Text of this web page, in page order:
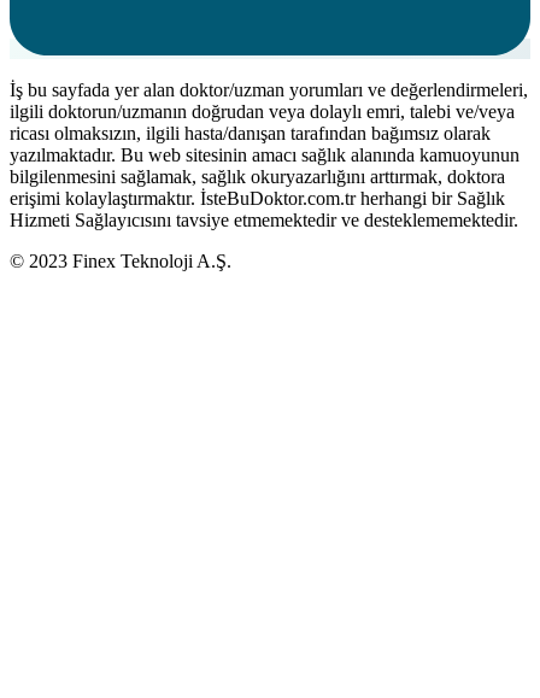
İş bu sayfada yer alan doktor/uzman yorumları ve değerlendirmeleri,
ilgili doktorun/uzmanın doğrudan veya dolaylı emri, talebi ve/veya
ricası olmaksızın, ilgili hasta/danışan tarafından bağımsız olarak
yazılmaktadır. Bu web sitesinin amacı sağlık alanında kamuoyunun
bilgilenmesini sağlamak, sağlık okuryazarlığını arttırmak, doktora
erişimi kolaylaştırmaktır. İsteBuDoktor.com.tr herhangi bir Sağlık
Hizmeti Sağlayıcısını tavsiye etmemektedir ve desteklememektedir.
© 2023 Finex Teknoloji A.Ş.